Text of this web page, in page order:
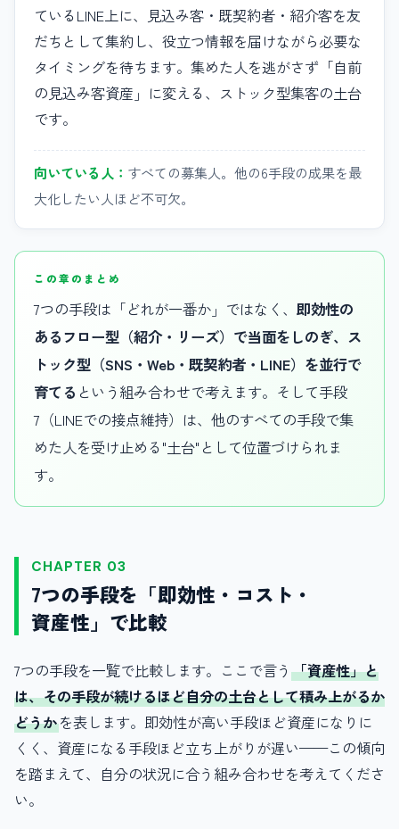
ているLINE上に、見込み客・既契約者・紹介客を友
だちとして集約し、役立つ情報を届けながら必要な
タイミングを待ちます。集めた人を逃がさず「自前
の見込み客資産」に変える、ストック型集客の土台
です。
向いている人： すべての募集人。他の6手段の成果を最
大化したい人ほど不可欠。
この章のまとめ
7つの手段は「どれが一番か」ではなく、 即効性の
あるフロー型（紹介・リーズ）で当面をしのぎ、ス
トック型（SNS・Web・既契約者・LINE）を並行で
育てる という組み合わせで考えます。そして手段
7（LINEでの接点維持）は、他のすべての手段で集
めた人を受け止める"土台"として位置づけられま
す。
CHAPTER 03
7つの手段を「即効性・コスト・
資産性」で比較
7つの手段を一覧で比較します。ここで言う 「資産性」と
は、その手段が続けるほど自分の土台として積み上がるか
どうかを表します。即効性が高い手段ほど資産になりに
くく、資産になる手段ほど立ち上がりが遅い——この傾向
を踏まえて、自分の状況に合う組み合わせを考えてくださ
い。